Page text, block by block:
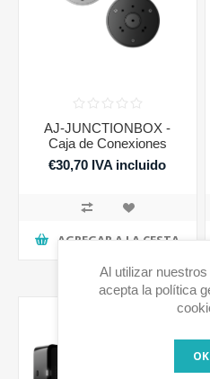
AJ-JUNCTIONBOX -
Caja de Conexiones
€30,70 IVA incluido
AGREGAR A LA CESTA
Al utilizar
acepta la política
OK